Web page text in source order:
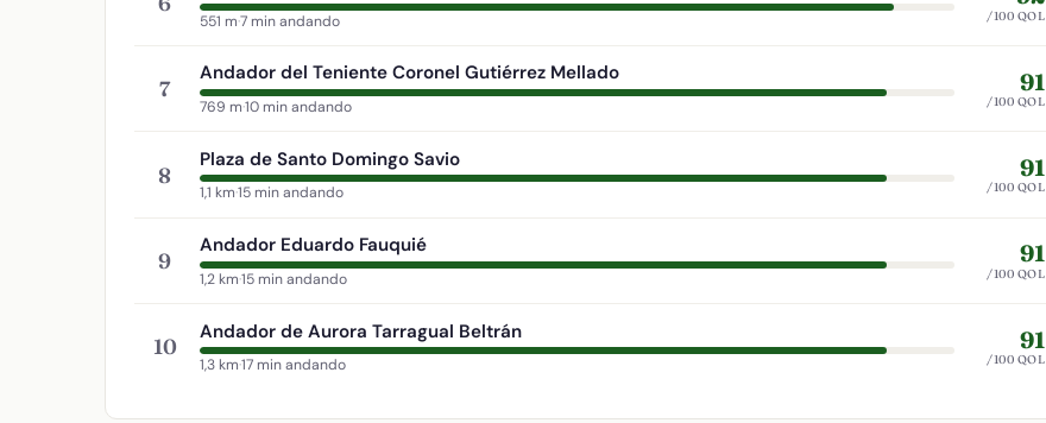
551 m·7 min andando /100 QOL
7
Andador del Teniente Coronel Gutiérrez Mellado
769 m·10 min andando
91
/100 QOL
8
Plaza de Santo Domingo Savio
1,1 km·15 min andando
91
/100 QOL
9
Andador Eduardo Fauquié
1,2 km·15 min andando
91
/100 QOL
10
Andador de Aurora Tarragual Beltrán
1,3 km·17 min andando
91
/100 QOL